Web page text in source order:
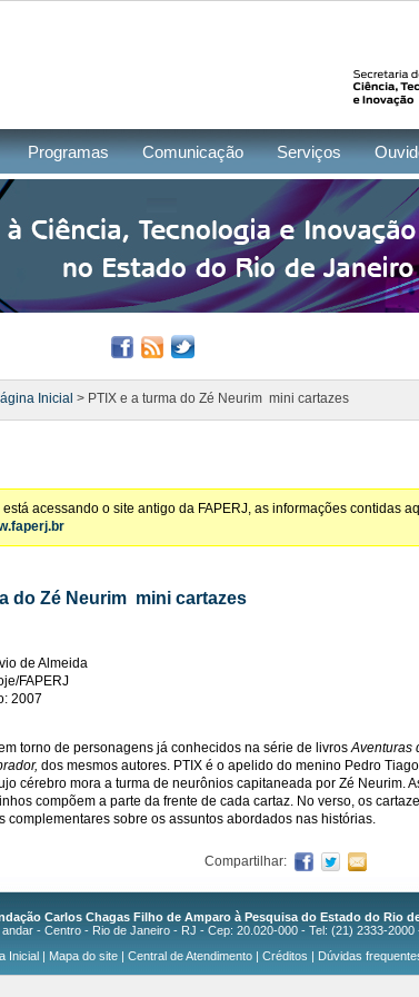
Programas Comunicação Serviços
Inicial > PTIX e a turma do Zé Neurim  mini cartazes
está acessando o site antigo da FAPERJ, as informações contidas
do Zé Neurim  mini cartazes
de Almeida
FAPERJ
2007
torno de personagens já conhecidos na série de livrosAventuras
dos mesmos autores. PTIX é o apelido do menino Pedro Tiago
cérebro mora a turma de neurônios capitaneada por Zé Neurim.
compõem a parte da frente de cada cartaz. No verso, os
complementares sobre os assuntos abordados nas histórias.
Compartilhar:
Carlos Chagas Filho de Amparo à Pesquisa do Estado do Rio
- Centro - Rio de Janeiro - RJ - Cep: 20.020-000 - Tel: (21) 2333-2000
Inicial| Mapa do site| Central de Atendimento| Créditos | Dúvidas